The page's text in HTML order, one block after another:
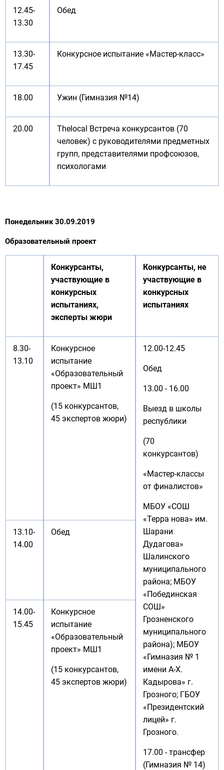
12.45-
13.30
Обед
13.30-
17.45
Конкурсное испытание «Мастер-класс»
18.00 Ужин (Гимназия №14)
20.00
Thelocal Встреча конкурсантов (70
человек) с руководителями предметных
групп, представителями профсоюзов,
психологами
Понедельник 30.09.2019
Образовательный проект
Конкурсанты,
участвующие в
конкурсных
испытаниях,
эксперты жюри
Конкурсанты, не
участвующие в
конкурсных
испытаниях
8.30-
13.10
Конкурсное
испытание
«Образовательный
проект» МШ1
(15 конкурсантов,
45 экспертов жюри)
12.00-12.45
Обед
13.00 - 16.00
Выезд в школы
республики
(70
конкурсантов)
«Мастер-классы
от финалистов»
МБОУ «СОШ
«Терра нова» им.
Шарани
Дудагова»
Шалинского
муниципального
района; МБОУ
«Побединская
СОШ»
Грозненского
муниципального
района); МБОУ
«Гимназия № 1
имени А-Х.
Кадырова» г.
Грозного; ГБОУ
«Президентский
лицей» г.
Грозного.
17.00 - трансфер
(Гимназия № 14)
13.10-
14.00
Обед
14.00-
15.45
Конкурсное
испытание
«Образовательный
проект» МШ1
(15 конкурсантов,
45 экспертов жюри)